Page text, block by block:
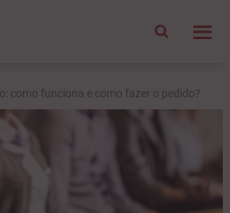
como funciona e como fazer o pedido?